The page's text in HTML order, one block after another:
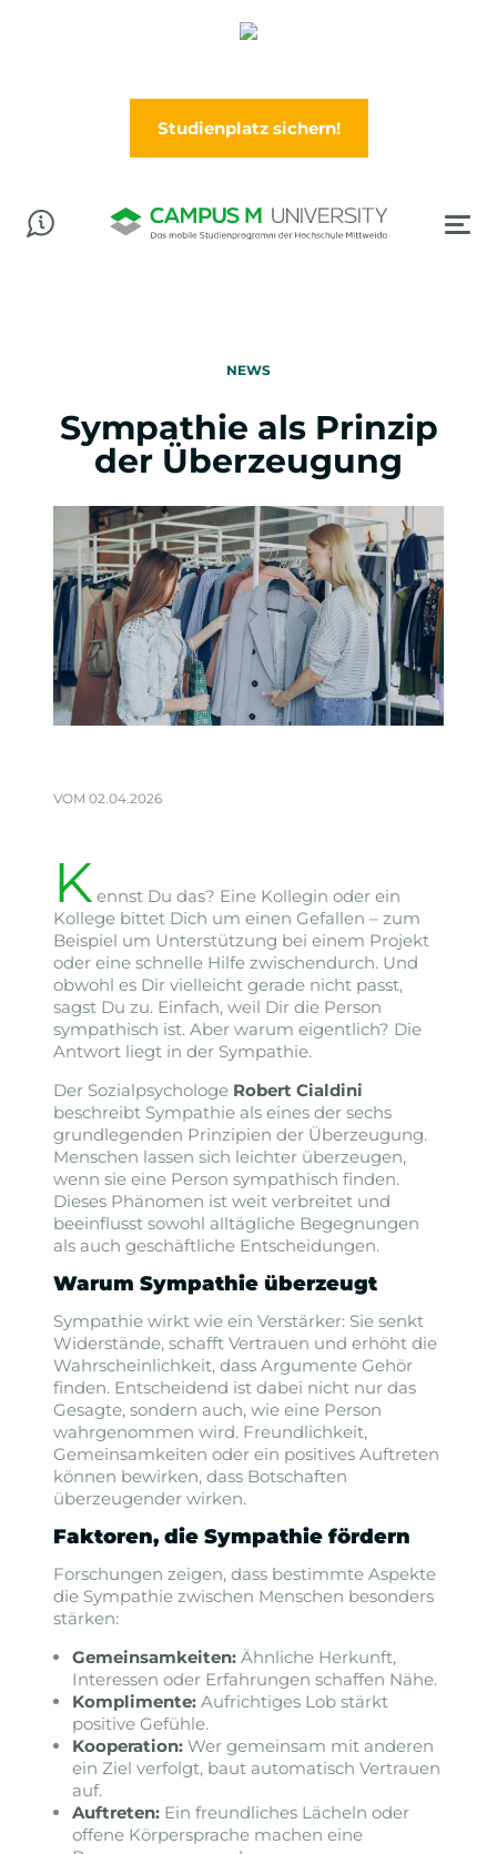
Studienplatz sichern!
NEWS
Sympathie als Prinzip
der Überzeugung
VOM 02.04.2026
K ennst Du das? Eine Kollegin oder ein
Kollege bittet Dich um einen Gefallen – zum
Beispiel um Unterstützung bei einem Projekt
oder eine schnelle Hilfe zwischendurch. Und
obwohl es Dir vielleicht gerade nicht passt,
sagst Du zu. Einfach, weil Dir die Person
sympathisch ist. Aber warum eigentlich? Die
Antwort liegt in der Sympathie.
Der Sozialpsychologe Robert Cialdini
beschreibt Sympathie als eines der sechs
grundlegenden Prinzipien der Überzeugung.
Menschen lassen sich leichter überzeugen,
wenn sie eine Person sympathisch finden.
Dieses Phänomen ist weit verbreitet und
beeinflusst sowohl alltägliche Begegnungen
als auch geschäftliche Entscheidungen.
Warum Sympathie überzeugt
Sympathie wirkt wie ein Verstärker: Sie senkt
Widerstände, schafft Vertrauen und erhöht die
Wahrscheinlichkeit, dass Argumente Gehör
finden. Entscheidend ist dabei nicht nur das
Gesagte, sondern auch, wie eine Person
wahrgenommen wird. Freundlichkeit,
Gemeinsamkeiten oder ein positives Auftreten
können bewirken, dass Botschaften
überzeugender wirken.
Faktoren, die Sympathie fördern
Forschungen zeigen, dass bestimmte Aspekte
die Sympathie zwischen Menschen besonders
stärken:
Gemeinsamkeiten: Ähnliche Herkunft,
Interessen oder Erfahrungen schaffen Nähe.
Komplimente: Aufrichtiges Lob stärkt
positive Gefühle.
Kooperation: Wer gemeinsam mit anderen
ein Ziel verfolgt, baut automatisch Vertrauen
auf.
Auftreten: Ein freundliches Lächeln oder
offene Körpersprache machen eine